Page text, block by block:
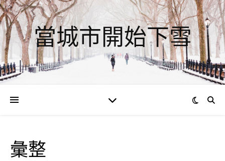
當城市開始下雪
彙整